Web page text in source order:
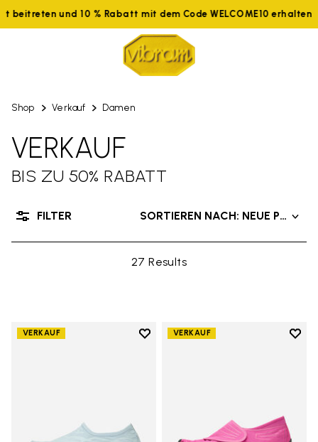
beitreten und 10 % Rabatt mit dem Code WELCOME10 erhalten
Shop Verkauf Damen
VERKAUF
BIS ZU 50% RABATT
27 Results
SORTIEREN NACH: NEUE
FILTER
VERKAUF
Add to wishlist
VERKAUF
Add